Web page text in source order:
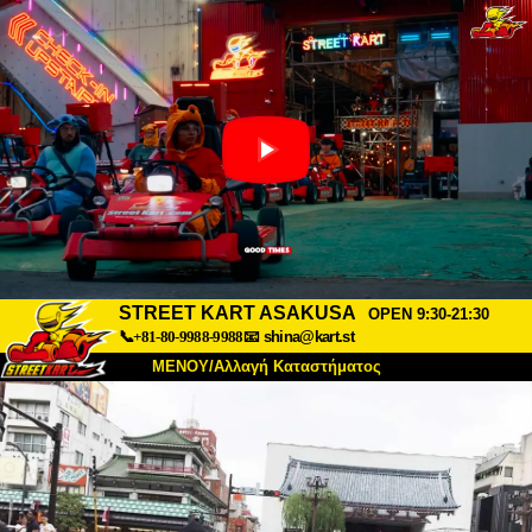
STREET KART ASAKUSA
OPEN 9:30-21:30
📞+81-80-9988-9988📧 shina@kart.st
ΜΕΝΟΥ/Αλλαγή Καταστήματος
Σχετικά Προδιαγραφές Τιμές
Πρόσβαση Αναφορές Συχνές Ερωτήσεις